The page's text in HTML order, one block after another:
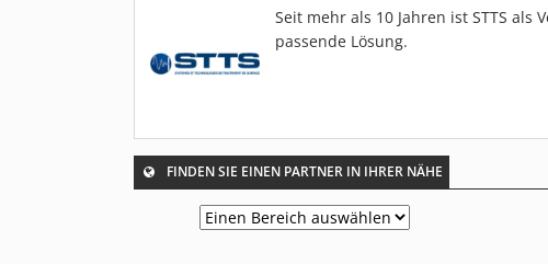
Seit mehr als 10 Jahren ist STTS
passende Lösung.
FINDEN SIE EINEN PARTNER IN IHRER NÄHE